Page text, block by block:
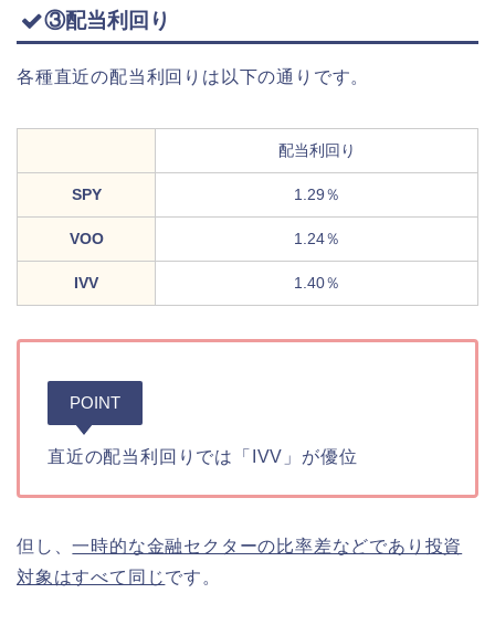
③配当利回り
各種直近の配当利回りは以下の通りです。
配当利回り
SPY 1.29％
VOO 1.24％
IVV 1.40％
POINT
直近の配当利回りでは「IVV」が優位
但し、一時的な金融セクターの比率差などであり投資
対象はすべて同じです。